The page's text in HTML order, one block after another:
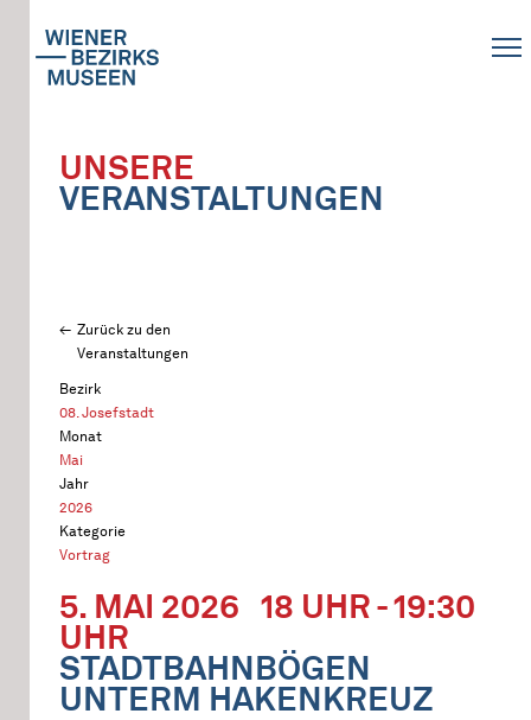
UNSERE
VERANSTALTUNGEN
Zurück zu den
Veranstaltungen
Bezirk
08. Josefstadt
Monat
Mai
Jahr
2026
Kategorie
Vortrag
5. MAI 2026 18 UHR - 19:30
UHR
STADTBAHNBÖGEN
UNTERM HAKENKREUZ